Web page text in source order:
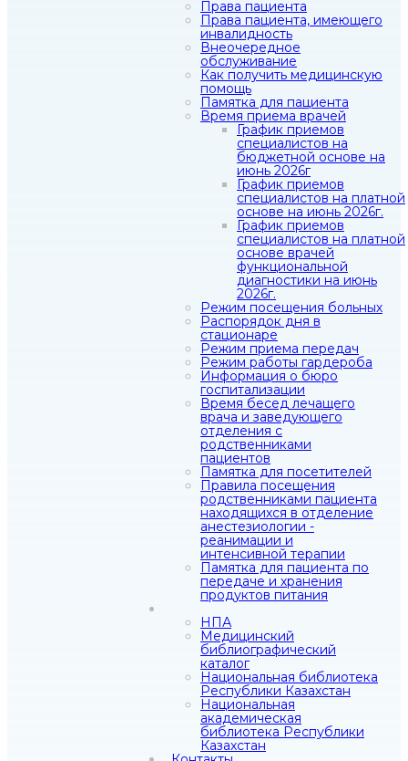
Права пациента
Права пациента, имеющего
инвалидность
Внеочередное
обслуживание
Как получить медицинскую
помощь
Памятка для пациента
Время приема врачей
График приемов
специалистов на
бюджетной основе на
июнь 2026г
График приемов
специалистов на платной
основе на июнь 2026г.
График приемов
специалистов на платной
основе врачей
функциональной
диагностики на июнь
2026г.
Режим посещения больных
Распорядок дня в
стационаре
Режим приема передач
Режим работы гардероба
Информация о бюро
госпитализации
Время бесед лечащего
врача и заведующего
отделения с
родственниками
пациентов
Памятка для посетителей
Правила посещения
родственниками пациента
находящихся в отделение
анестезиологии -
реанимации и
интенсивной терапии
Памятка для пациента по
передаче и хранения
продуктов питания
НПА
Медицинский
библиографический
каталог
Национальная библиотека
Республики Казахстан
Национальная
академическая
библиотека Республики
Казахстан